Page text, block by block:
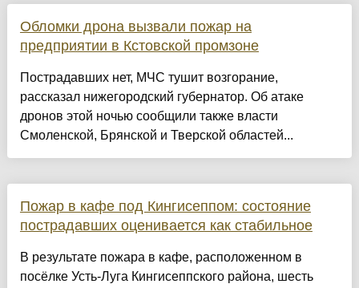
Обломки дрона вызвали пожар на
предприятии в Кстовской промзоне
Пострадавших нет, МЧС тушит возгорание,
рассказал нижегородский губернатор. Об атаке
дронов этой ночью сообщили также власти
Смоленской, Брянской и Тверской областей...
Пожар в кафе под Кингисеппом: состояние
пострадавших оценивается как стабильное
В результате пожара в кафе, расположенном в
посёлке Усть-Луга Кингисеппского района, шесть